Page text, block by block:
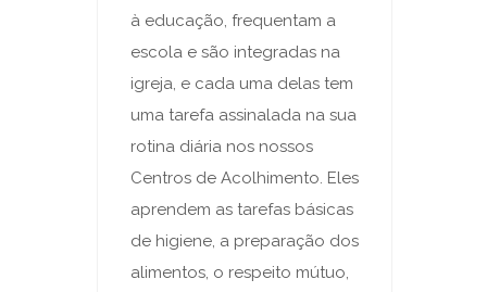
à educação, frequentam a
escola e são integradas na
igreja, e cada uma delas tem
uma tarefa assinalada na sua
rotina diária nos nossos
Centros de Acolhimento. Eles
aprendem as tarefas básicas
de higiene, a preparação dos
alimentos, o respeito mútuo,